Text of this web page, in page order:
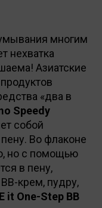
многим
нехватка
Азиатские
«два в
Speedy
собой
Во флаконе
но с помощью
в пену,
крем, пудру,
it One-Step BB